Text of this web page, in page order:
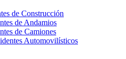
de Construcción
de Andamios
de Camiones
Automovilísticos